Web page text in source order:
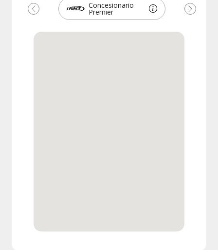
Concesionario
Premier
Previous Next